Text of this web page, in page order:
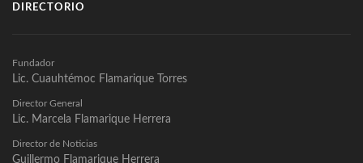
DIRECTORIO
Fundador
Lic. Cuauhtémoc Flamarique Torres
Director General
Lic. Marcela Flamarique Herrera
Director de Noticias
Guillermo Flamarique Herrera